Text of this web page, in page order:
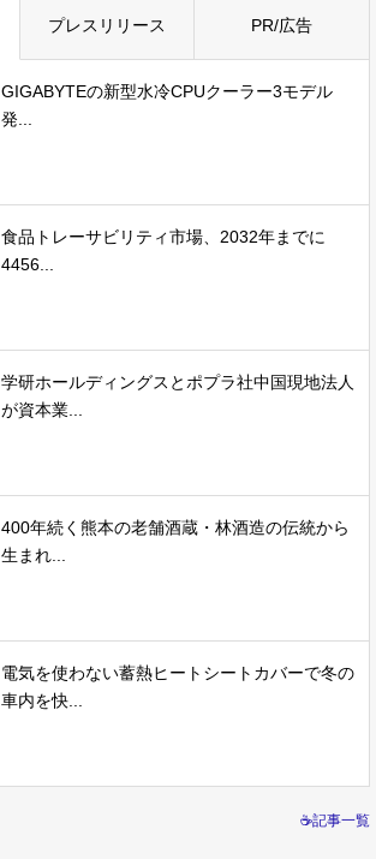
プレスリリース PR/広告
GIGABYTEの新型水冷CPUクーラー3モデル
発...
食品トレーサビリティ市場、2032年までに
4456...
学研ホールディングスとポプラ社中国現地法人
が資本業...
400年続く熊本の老舗酒蔵・林酒造の伝統から
生まれ...
電気を使わない蓄熱ヒートシートカバーで冬の
車内を快...
☕記事一覧